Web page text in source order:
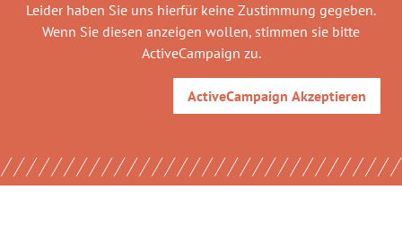
Leider haben Sie uns hierfür keine Zustimmung gegeben.
Wenn Sie diesen anzeigen wollen, stimmen sie bitte
ActiveCampaign zu.
ActiveCampaign Akzeptieren